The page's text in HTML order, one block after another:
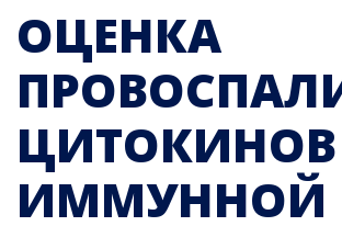
ОЦЕНКА
ЦИТОКИНОВ
ИММУННОЙ